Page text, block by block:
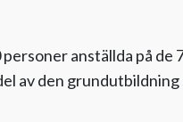
anställda på de
av den grundutbildning